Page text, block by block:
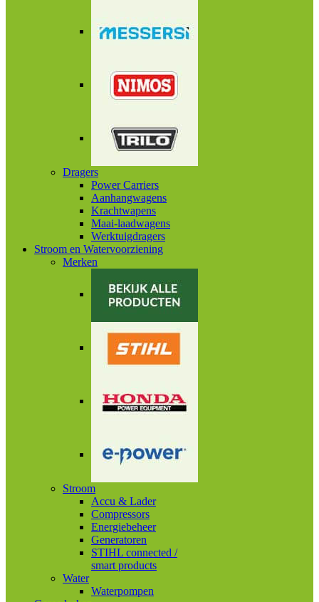
Dragers
Power Carriers
Aanhangwagens
Krachtwapens
Maai-laadwagens
Werktuigdragers
Stroom en Watervoorziening
Merken
Stroom
Accu & Lader
Compressors
Energiebeheer
Generatoren
STIHL connected /
smart products
Water
Waterpompen